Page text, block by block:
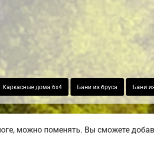
Каркасные дома 6х4 Бани из бруса Бани
можно поменять. Вы сможете